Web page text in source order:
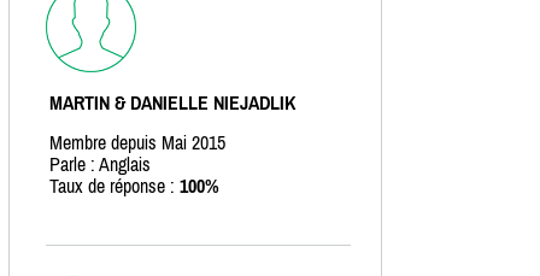
MARTIN & DANIELLE NIEJADLIK
Membre depuis Mai 2015
Parle : Anglais
Taux de réponse : 100%